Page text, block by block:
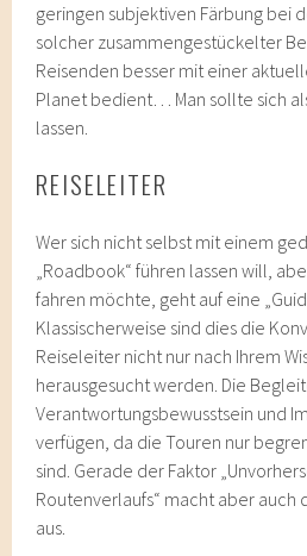
geringen subjektiven Färbung bei
solcher zusammengestückelter
Reisenden besser mit einer
Planet bedient… Man sollte sich
lassen.
REISELEITER
Wer sich nicht selbst mit einem
„Roadbook“ führen lassen will,
fahren möchte, geht auf eine
Klassischerweise sind dies die
Reiseleiter nicht nur nach Ihrem
herausgesucht werden. Die
Verantwortungsbewusstsein und
verfügen, da die Touren nur
sind. Gerade der Faktor
Routenverlaufs“ macht aber auch
aus.